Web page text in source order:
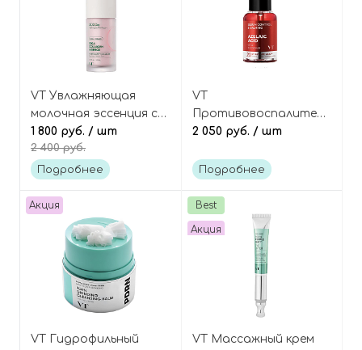
VT Увлажняющая
молочная эссенция с
коллагеном и
пептидами, Cosmetics
Cica Collagen Essence
1 800 руб. / шт
2 400 руб.
Подробнее
VT
Противовоспалительная
сыворотка с
кислотой и
Cosmetics Az A1
Calming Ampoule
2 050 руб. / шт
Подробнее
Акция
VT Гидрофильный
Best
Акция
VT Массажный крем